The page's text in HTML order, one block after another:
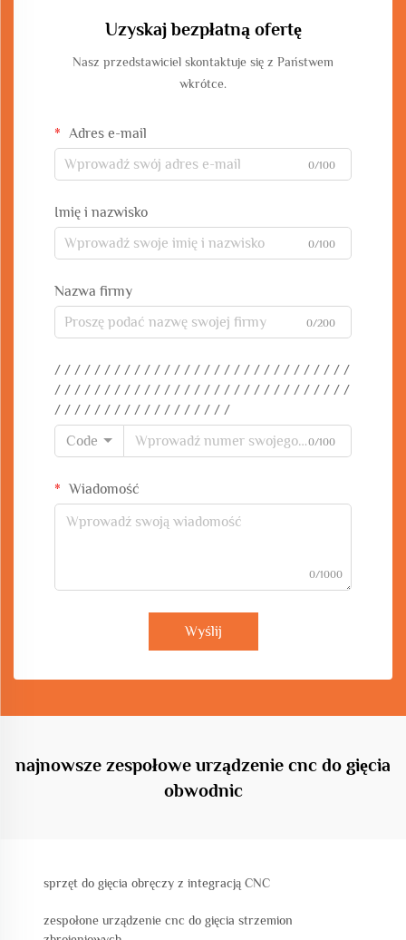
Uzyskaj bezpłatną ofertę
Nasz przedstawiciel skontaktuje się z Państwem
wkrótce.
Adres e-mail
0/100
Imię i nazwisko
0/100
Nazwa firmy
0/200
/ / / / / / / / / / / / / / / / / / / / / / / / / / / / / /
/ / / / / / / / / / / / / / / / / / / / / / / / / / / / / /
/ / / / / / / / / / / / / / / / / /
Code
0/100
Wiadomość
0/1000
Wyślij
najnowsze zespołowe urządzenie cnc do gięcia
obwodnic
sprzęt do gięcia obręczy z integracją CNC
zespołone urządzenie cnc do gięcia strzemion